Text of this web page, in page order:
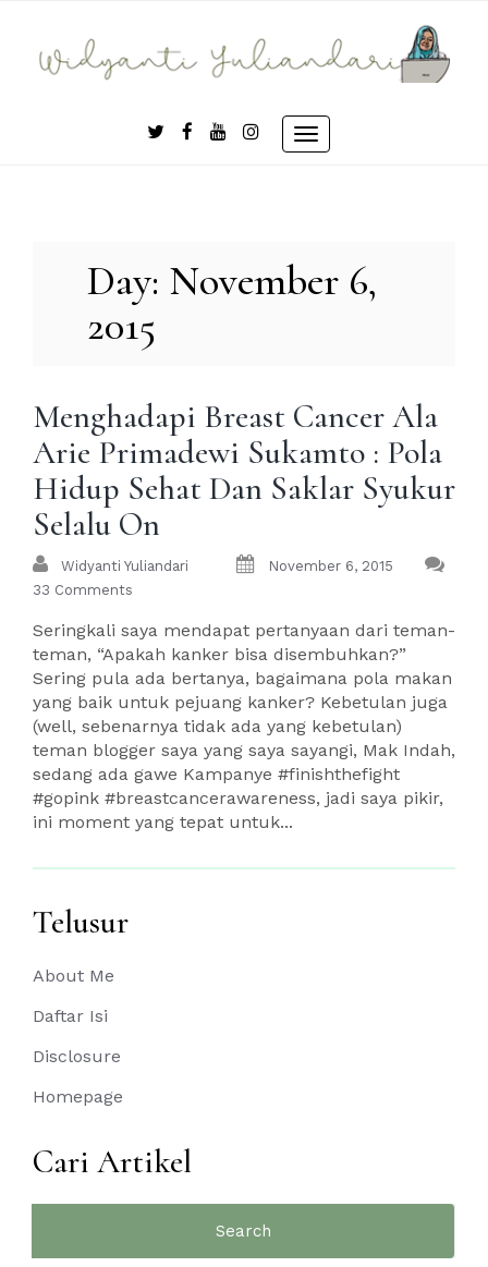
content
Toggle
Day: November 6,
2015
Menghadapi Breast Cancer Ala
Arie Primadewi Sukamto : Pola
Hidup Sehat Dan Saklar Syukur
Selalu On
Widyanti Yuliandari
November 6, 2015
33 Comments
Seringkali saya mendapat pertanyaan dari teman-
teman, “Apakah kanker bisa disembuhkan?”
Sering pula ada bertanya, bagaimana pola makan
yang baik untuk pejuang kanker? Kebetulan juga
(well, sebenarnya tidak ada yang kebetulan)
teman blogger saya yang saya sayangi, Mak Indah,
sedang ada gawe Kampanye #finishthefight
#gopink #breastcancerawareness, jadi saya pikir,
ini moment yang tepat untuk...
Telusur
About Me
Daftar Isi
Disclosure
Homepage
Cari Artikel